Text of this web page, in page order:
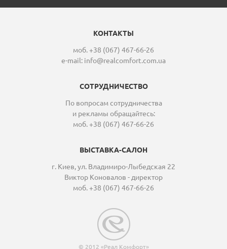
КОНТАКТЫ
моб. +38 (067) 467-66-26
e-mail: info@realcomfort.com.ua
СОТРУДНИЧЕСТВО
По вопросам сотрудничества
и рекламы обращайтесь:
моб. +38 (067) 467-66-26
ВЫСТАВКА-САЛОН
г. Киев, ул. Владимиро-Лыбедская 22
Виктор Коновалов - директор
моб. +38 (067) 467-66-26
© 2012 «Реал Комфорт»